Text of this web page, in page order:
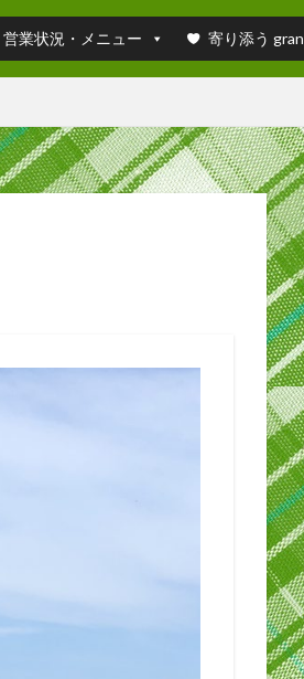
営業状況・メニュー 寄り添う gran